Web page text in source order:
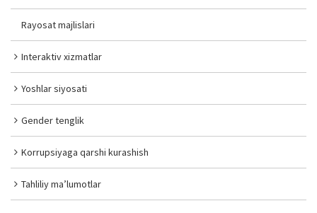
Rayosat majlislari
Interaktiv xizmatlar
Yoshlar siyosati
Gender tenglik
Korrupsiyaga qarshi kurashish
Tahliliy ma’lumotlar